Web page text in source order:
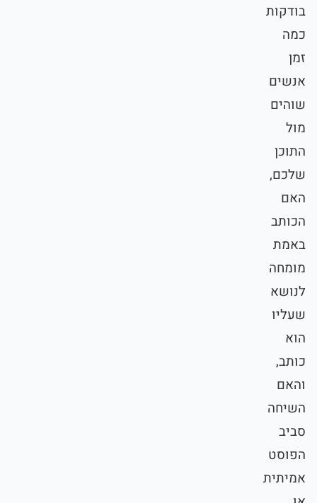
בודקות
כמה
זמן
אנשים
שוהים
מול
התוכן
שלכם,
האם
הכותב
באמת
מומחה
לנושא
שעליו
הוא
כותב,
והאם
השיחה
סביב
הפוסט
אמיתית